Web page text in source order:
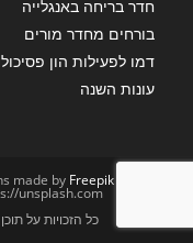
חדר בריחה באנגלייה
בורחים מחדר מורים
דמו לפעילות הון
עונות השנה
made by Freepikfrom
unsplash.com
כל הזכויות על